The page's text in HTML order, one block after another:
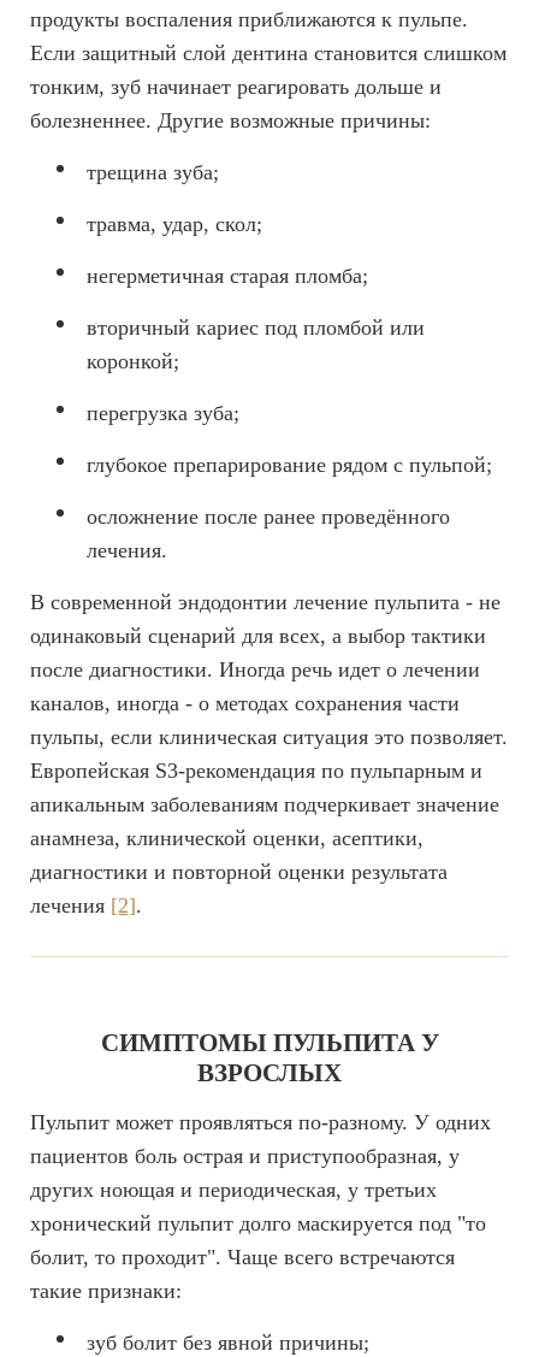
продукты воспаления приближаются к пульпе.
Если защитный слой дентина становится слишком
тонким, зуб начинает реагировать дольше и
болезненнее. Другие возможные причины:
трещина зуба;
травма, удар, скол;
негерметичная старая пломба;
вторичный кариес под пломбой или
коронкой;
перегрузка зуба;
глубокое препарирование рядом с пульпой;
осложнение после ранее проведённого
лечения.
В современной эндодонтии лечение пульпита - не
одинаковый сценарий для всех, а выбор тактики
после диагностики. Иногда речь идет о лечении
каналов, иногда - о методах сохранения части
пульпы, если клиническая ситуация это позволяет.
Европейская S3-рекомендация по пульпарным и
апикальным заболеваниям подчеркивает значение
анамнеза, клинической оценки, асептики,
диагностики и повторной оценки результата
лечения [2].
СИМПТОМЫ ПУЛЬПИТА У
ВЗРОСЛЫХ
Пульпит может проявляться по-разному. У одних
пациентов боль острая и приступообразная, у
других ноющая и периодическая, у третьих
хронический пульпит долго маскируется под "то
болит, то проходит". Чаще всего встречаются
такие признаки:
зуб болит без явной причины;